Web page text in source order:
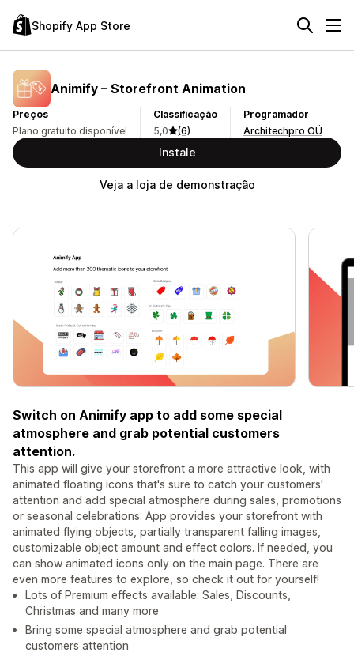
Shopify App Store
Animify – Storefront Animation
Preços
Plano gratuito disponível
Classificação
5,0
(6)
Programador
Architechpro OÜ
Instale
Veja a loja de demonstração
Switch on Animify app to add some special
atmosphere and grab potential customers
attention.
This app will give your storefront a more attractive look, with
animated floating icons that's sure to catch your customers'
attention and add special atmosphere during sales, promotions
or seasonal celebrations. App provides your storefront with
animated flying objects, partially transparent falling images,
customizable object amount and effect colors. If needed, you
can show animated icons only on the main page. There are
even more features to explore, so check it out for yourself!
Lots of Premium effects available: Sales, Discounts,
Christmas and many more
Bring some special atmosphere and grab potential
customers attention